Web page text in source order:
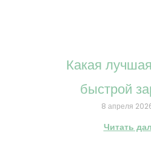
Какая
быстрой
8 апреля
Читать